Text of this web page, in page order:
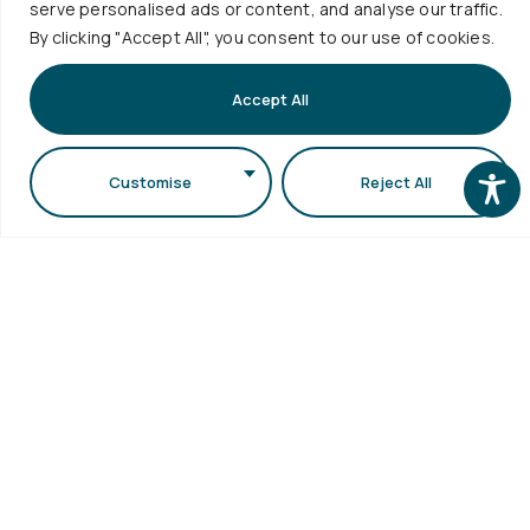
serve personalised ads or content, and analyse our traffic.
By clicking "Accept All", you consent to our use of cookies.
Customise Reject All
Accept All
ΕγγραφήΑΠΘ
Γραφείο
Βιβλιοθήκη
Ηλεκτρονικό
Ταχυδρομείο
ΜΟΔΙΠ
Επισκέψεις
1ος όροφος κτιρίου
Γραμματειών της
Σ.Θ.Ε. (κτίριο
Τμήματος
Πανεπιστημιούπολη